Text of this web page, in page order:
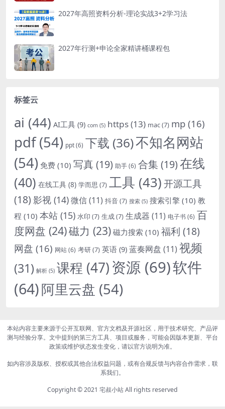
2027年高照资料分析-理论实战3+2学习法
2027年行测+申论全家精讲桶课程包
标签云
ai (44) AI工具 (9) com (5) https(13) mac(7) mp (16)
pdf(54) ppt(6) 下载 (36)不知名网站
(54) 免费 (10) 写真 (19) 助手(6) 合集 (19)在线
(40) 在线工具 (8) 学而思 (7) 工具 (43)开源工具
(18) 影视 (14)微信(11) 抖音(7) 搜索 (5) 搜索引擎 (10) 教
程 (10) 本站 (15) 水印 (7) 生成(7) 生成器 (11) 电子书(6) 百
度网盘 (24)磁力 (23) 磁力搜索 (10) 福利 (18)
网盘 (16) 网站(6) 考研(7) 英语 (9) 蓝奏网盘 (11) 视频
(31) 解析 (5) 课程 (47)资源 (69)软件
(64)阿里云盘 (54)
本站内容主要来源于公开互联网、官方文档及开源社区，用于技术研究、产品评
测与经验分享。文中提到的第三方工具、项目或服务，可能会因版本更新、平台
政策或维护状态发生变化，请以官方说明为准。
如内容涉及版权、授权或其他合法权益问题，或有合规反馈与内容合作需求，联
系我们。
Copyright © 2021 宅叔小站All rights reserved